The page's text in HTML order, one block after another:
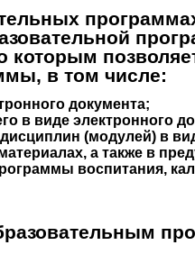
в том числе:
документа;
в виде электронного
(модулей) в
а также в
воспитания,